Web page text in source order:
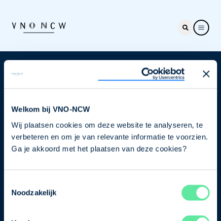
Welkom bij VNO-NCW
Wij plaatsen cookies om deze website te analyseren, te
verbeteren en om je van relevante informatie te voorzien.
Ga je akkoord met het plaatsen van deze cookies?
Noodzakelijk
Nieuwsbrief
je nu in voor de VNO-NCW nieuwsbrief.
Schrijf je in
Direct naar
Ons verhaal